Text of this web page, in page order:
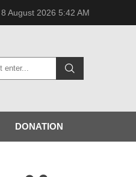
8 August 2026 5:42 AM
DONATION